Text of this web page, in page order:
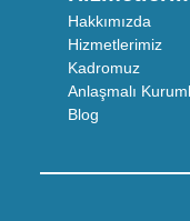
Hakkımızda
Hizmetlerimiz
Kadromuz
Anlaşmalı
Blog